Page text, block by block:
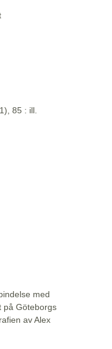
85 : ill.
med
på Göteborgs
av Alex